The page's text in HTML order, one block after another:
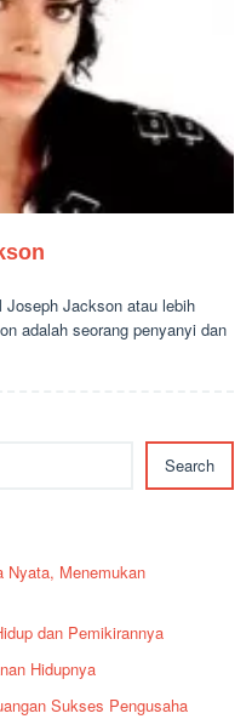
Jackson atau lebih
adalah seorang penyanyi dan
Search
Nyata, Menemukan
dan Pemikirannya
Hidupnya
Sukses Pengusaha